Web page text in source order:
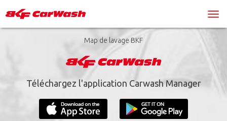
Map de lavage BKF
Téléchargez l'application Carwash Manager